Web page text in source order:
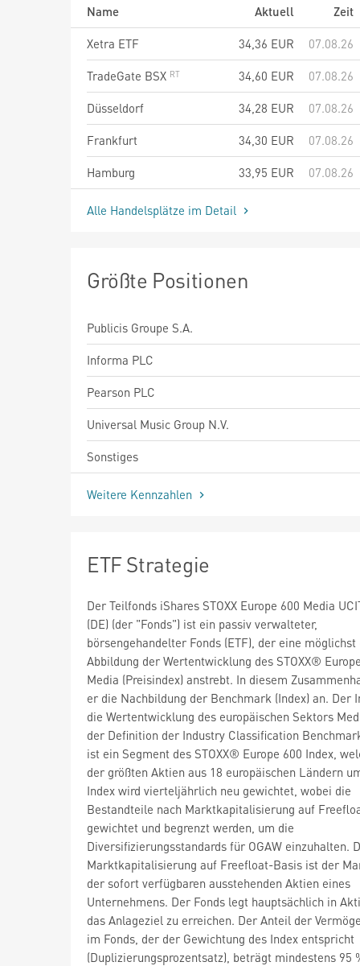
Name Aktuell
Zeit
Xetra ETF
34,36 EUR
07.08.26
TradeGate BSX
34,60 EUR
07.08.26
Düsseldorf
34,28 EUR
07.08.26
Frankfurt
34,30 EUR
07.08.26
Hamburg
33,95 EUR 07.08.26
Alle Handelsplätze im Detail
Größte Positionen
Publicis Groupe S.A.
Informa PLC
Pearson PLC
Universal Music Group N.V.
Sonstiges
Weitere Kennzahlen
ETF Strategie
Der Teilfonds iShares STOXX Europe 600 Media
(DE) (der "Fonds") ist ein passiv verwalteter,
börsengehandelter Fonds (ETF), der eine möglichst
Abbildung der Wertentwicklung des STOXX®
Media (Preisindex) anstrebt. In diesem
er die Nachbildung der Benchmark (Index) an. Der
die Wertentwicklung des europäischen Sektors
der Definition der Industry Classification
ist ein Segment des STOXX® Europe 600 Index,
der größten Aktien aus 18 europäischen Ländern
Index wird vierteljährlich neu gewichtet, wobei die
Bestandteile nach Marktkapitalisierung auf
gewichtet und begrenzt werden, um die
Diversifizierungsstandards für OGAW einzuhalten.
Marktkapitalisierung auf Freefloat-Basis ist der
der sofort verfügbaren ausstehenden Aktien eines
Unternehmens. Der Fonds legt hauptsächlich in
das Anlageziel zu erreichen. Der Anteil der
im Fonds, der der Gewichtung des Index entspricht
(Duplizierungsprozentsatz), beträgt mindestens 95